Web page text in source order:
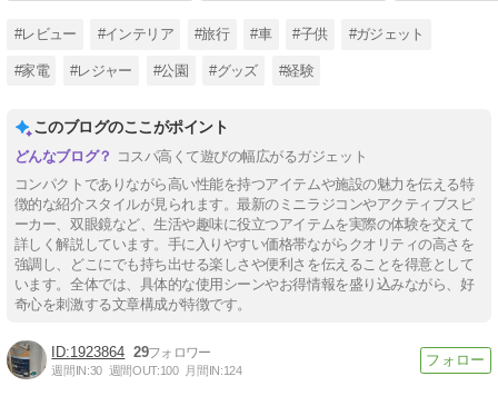
紹介します！
#レビュー #インテリア #旅行 #車 #子供 #ガジェット
#家電 #レジャー #公園 #グッズ #経験
このブログのここがポイント
コスパ高くて遊びの幅広がるガジェット
コンパクトでありながら高い性能を持つアイテムや施設の魅力を伝える特
徴的な紹介スタイルが見られます。最新のミニラジコンやアクティブスピ
ーカー、双眼鏡など、生活や趣味に役立つアイテムを実際の体験を交えて
詳しく解説しています。手に入りやすい価格帯ながらクオリティの高さを
強調し、どこにでも持ち出せる楽しさや便利さを伝えることを得意として
います。全体では、具体的な使用シーンやお得情報を盛り込みながら、好
奇心を刺激する文章構成が特徴です。
1923864 29
週間IN:30 週間OUT:100 月間IN:124